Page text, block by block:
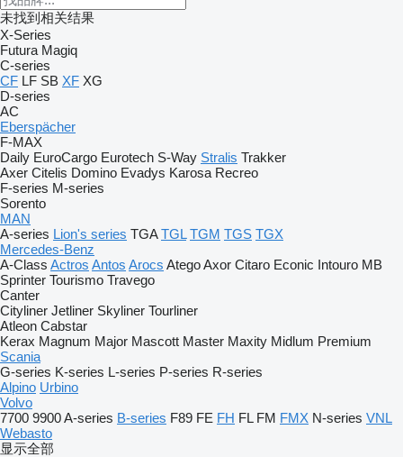
未找到相关结果
X-Series
Futura Magiq
C-series
CF LF SB XF XG
D-series
AC
Eberspächer
F-MAX
Daily EuroCargo Eurotech S-Way Stralis Trakker
Axer Citelis Domino Evadys Karosa Recreo
F-series M-series
Sorento
MAN
A-series Lion's series TGA TGL TGM TGS TGX
Mercedes-Benz
A-Class Actros Antos Arocs AtegoAxor Citaro Econic Intouro MB
Sprinter Tourismo Travego
Canter
Cityliner Jetliner Skyliner Tourliner
Atleon Cabstar
Kerax Magnum Major Mascott Master Maxity Midlum Premium
Scania
G-series K-series L-series P-series R-series
Alpino Urbino
Volvo
7700 9900A-series B-series F89 FE FH FL FM FMX N-series VNL
Webasto
显示全部